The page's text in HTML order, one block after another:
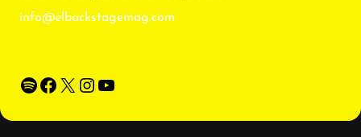
info@elbackstagemag.com
Spotify Facebook X Instagram YouTube